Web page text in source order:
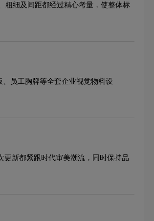
粗细及间距都经过精心考量，使整体标
员工胸牌等全套企业视觉物料设
新都紧跟时代审美潮流，同时保持品